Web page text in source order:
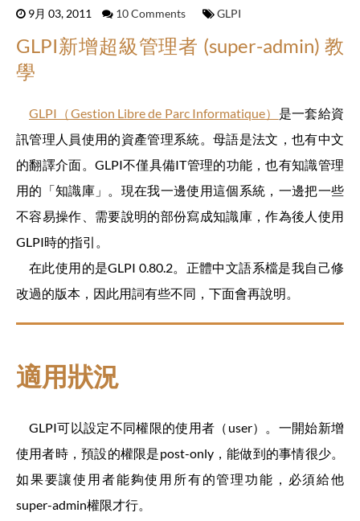
9月 03, 2011 10 Comments GLPI
GLPI新增超級管理者 (super-admin) 教
學
GLPI（Gestion Libre de Parc Informatique） 是一套給資
訊管理人員使用的資產管理系統。母語是法文，也有中文
的翻譯介面。GLPI不僅具備IT管理的功能，也有知識管理
用的「知識庫」。現在我一邊使用這個系統，一邊把一些
不容易操作、需要說明的部份寫成知識庫，作為後人使用
GLPI時的指引。
在此使用的是GLPI 0.80.2。正體中文語系檔是我自己修
改過的版本，因此用詞有些不同，下面會再說明。
適用狀況
GLPI可以設定不同權限的使用者（user）。一開始新增
使用者時，預設的權限是post-only，能做到的事情很少。
如果要讓使用者能夠使用所有的管理功能，必須給他
super-admin權限才行。